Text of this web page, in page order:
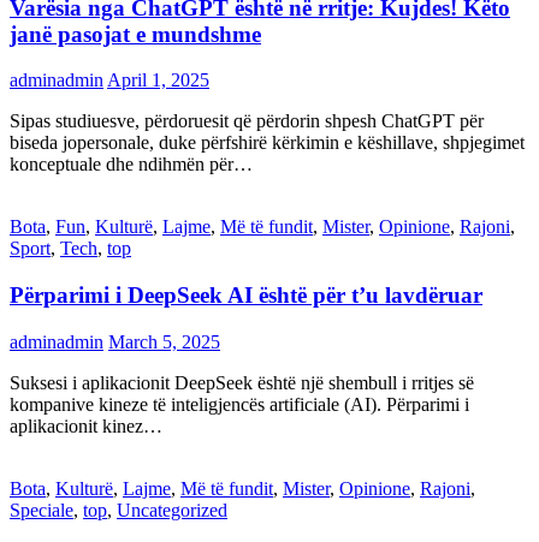
Varësia nga ChatGPT është në rritje: Kujdes! Këto
janë pasojat e mundshme
adminadmin April 1, 2025
Sipas studiuesve, përdoruesit që përdorin shpesh ChatGPT për
biseda jopersonale, duke përfshirë kërkimin e këshillave, shpjegimet
konceptuale dhe ndihmën për…
Bota, Fun, Kulturë, Lajme, Më të fundit, Mister, Opinione, Rajoni,
Sport, Tech, top
Përparimi i DeepSeek AI është për t’u lavdëruar
adminadmin March 5, 2025
Suksesi i aplikacionit DeepSeek është një shembull i rritjes së
kompanive kineze të inteligjencës artificiale (AI). Përparimi i
aplikacionit kinez…
Bota, Kulturë, Lajme, Më të fundit, Mister, Opinione, Rajoni,
Speciale, top, Uncategorized